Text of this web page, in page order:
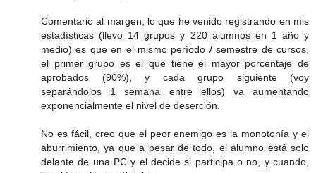
Comentario al margen, lo que he venido registrando en mis
estadísticas (llevo 14 grupos y 220 alumnos en 1 año y
medio) es que en el mismo período / semestre de cursos,
el primer grupo es el que tiene el mayor porcentaje de
aprobados (90%), y cada grupo siguiente (voy
separándolos 1 semana entre ellos) va aumentando
exponencialmente el nivel de deserción.
No es fácil, creo que el peor enemigo es la monotonía y el
aburrimiento, ya que a pesar de todo, el alumno está solo
delante de una PC y el decide si participa o no, y cuando,